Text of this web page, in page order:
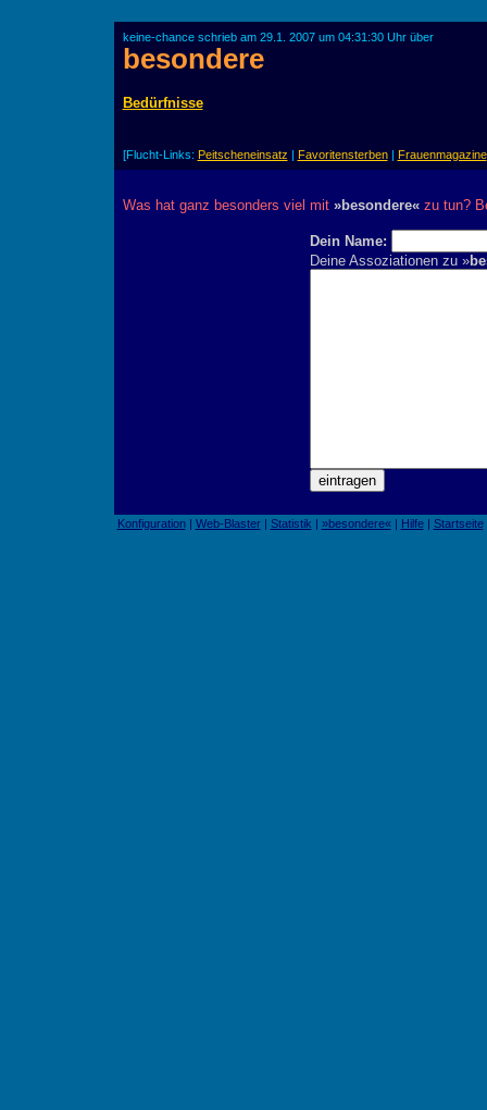
keine-chance schrieb am 29.1. 2007 um 04:31:30 Uhr über
besondere
Bedürfnisse
[Flucht-Links: Peitscheneinsatz | Favoritensterben| Frauenmagazine
Was hat ganz besonders viel mit »besondere«zu tun?
Dein Name:
Deine Assoziationen zu »
Konfiguration| Web-Blaster| Statistik | »besondere«| Hilfe| Startseite